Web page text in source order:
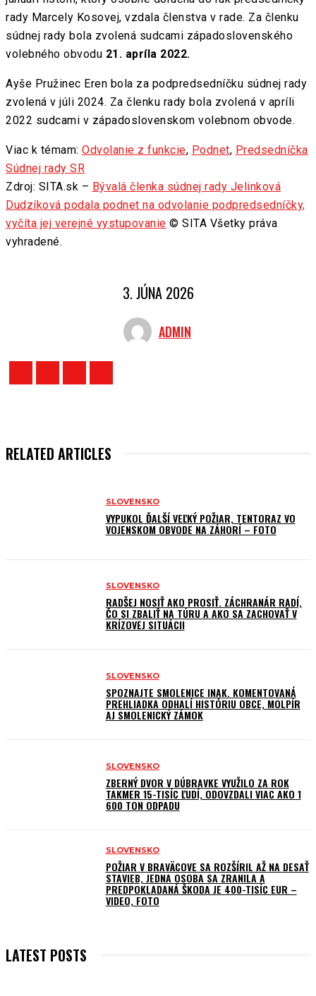
rady Marcely Kosovej, vzdala členstva v rade. Za členku
súdnej rady bola zvolená sudcami západoslovenského
volebného obvodu 21. apríla 2022.
Ayše Pružinec Eren bola za podpredsedníčku súdnej rady
zvolená v júli 2024. Za členku rady bola zvolená v apríli
2022 sudcami v západoslovenskom volebnom obvode.
Viac k témam: Odvolanie z funkcie, Podnet, Predsedníčka
Súdnej rady SR
Zdroj: SITA.sk – Bývalá členka súdnej rady Jelinková
Dudzíková podala podnet na odvolanie podpredsedníčky,
vyčíta jej verejné vystupovanie © SITA Všetky práva
vyhradené.
3. JÚNA 2026
ADMIN
RELATED ARTICLES
SLOVENSKO
VYPUKOL ĎALŠÍ VEĽKÝ POŽIAR, TENTORAZ VO
VOJENSKOM OBVODE NA ZÁHORÍ – FOTO
SLOVENSKO
RADŠEJ NOSIŤ AKO PROSIŤ. ZÁCHRANÁR RADÍ,
ČO SI ZBALIŤ NA TÚRU A AKO SA ZACHOVAŤ V
KRÍZOVEJ SITUÁCII
SLOVENSKO
SPOZNAJTE SMOLENICE INAK. KOMENTOVANÁ
PREHLIADKA ODHALÍ HISTÓRIU OBCE, MOLPÍR
AJ SMOLENICKÝ ZÁMOK
SLOVENSKO
ZBERNÝ DVOR V DÚBRAVKE VYUŽILO ZA ROK
TAKMER 15-TISÍC ĽUDÍ, ODOVZDALI VIAC AKO 1
600 TON ODPADU
SLOVENSKO
POŽIAR V BRAVÄCOVE SA ROZŠÍRIL AŽ NA DESAŤ
STAVIEB, JEDNA OSOBA SA ZRANILA A
PREDPOKLADANÁ ŠKODA JE 400-TISÍC EUR –
VIDEO, FOTO
LATEST POSTS